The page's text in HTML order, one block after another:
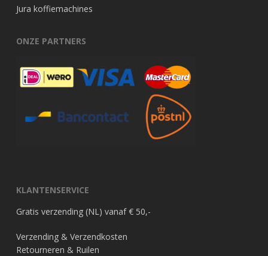
Jura koffiemachines
ONZE PARTNERS
KLANTENSERVICE
Gratis verzending (NL) vanaf € 50,-
Verzending & Verzendkosten
Retourneren & Ruilen